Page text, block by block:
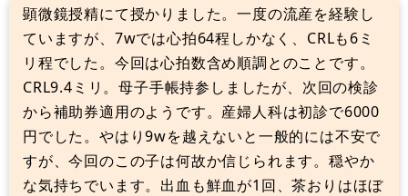
顕微鏡授精にて授かりました。一度の流産を経験し
ていますが、7wでは心拍64程しかなく、CRLも6ミ
リ程でした。今回は心拍数含め順調とのことです。
CRL9.4ミリ。母子手帳持参しましたが、次回の検診
から補助券適用のようです。産婦人科は初診で6000
円でした。やはり9wを越えないと一般的には不安で
すが、今回のこの子は何故か信じられます。穏やか
な気持ちでいます。出血も鮮血が1回、茶おりはほぼ